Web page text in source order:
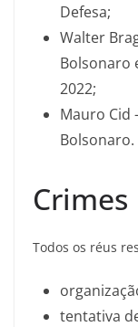
Defesa;
Walter
Bolsonaro
2022;
Mauro Cid
Bolsonaro.
Crimes
Todos os réus
tentativa